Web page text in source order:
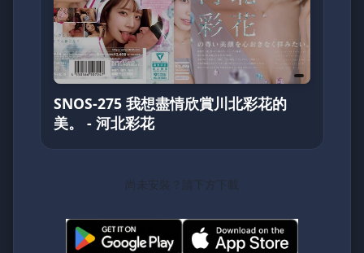
SNOS-275 我想盡情欣賞川北彩花的
美。 - 河北彩花
尚未安裝？請下方下載